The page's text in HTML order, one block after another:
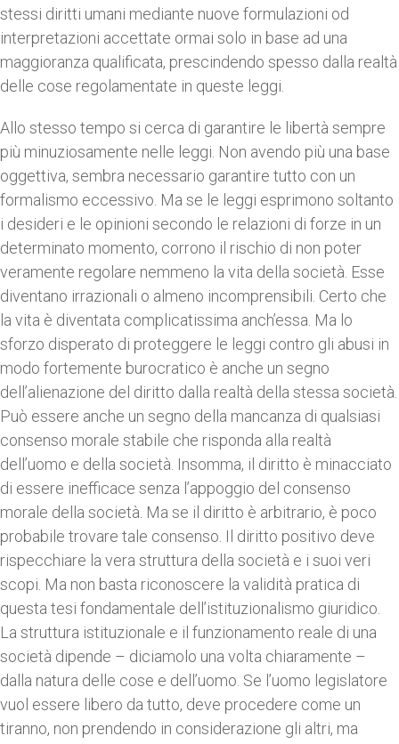
stessi diritti umani mediante nuove formulazioni od
interpretazioni accettate ormai solo in base ad una
maggioranza qualificata, prescindendo spesso dalla realtà
delle cose regolamentate in queste leggi.
Allo stesso tempo si cerca di garantire le libertà sempre
più minuziosamente nelle leggi. Non avendo più una base
oggettiva, sembra necessario garantire tutto con un
formalismo eccessivo. Ma se le leggi esprimono soltanto
i desideri e le opinioni secondo le relazioni di forze in un
determinato momento, corrono il rischio di non poter
veramente regolare nemmeno la vita della società. Esse
diventano irrazionali o almeno incomprensibili. Certo che
la vita è diventata complicatissima anch’essa. Ma lo
sforzo disperato di proteggere le leggi contro gli abusi in
modo fortemente burocratico è anche un segno
dell’alienazione del diritto dalla realtà della stessa società.
Può essere anche un segno della mancanza di qualsiasi
consenso morale stabile che risponda alla realtà
dell’uomo e della società. Insomma, il diritto è minacciato
di essere inefficace senza l’appoggio del consenso
morale della società. Ma se il diritto è arbitrario, è poco
probabile trovare tale consenso. Il diritto positivo deve
rispecchiare la vera struttura della società e i suoi veri
scopi. Ma non basta riconoscere la validità pratica di
questa tesi fondamentale dell’istituzionalismo giuridico.
La struttura istituzionale e il funzionamento reale di una
società dipende – diciamolo una volta chiaramente –
dalla natura delle cose e dell’uomo. Se l’uomo legislatore
vuol essere libero da tutto, deve procedere come un
tiranno, non prendendo in considerazione gli altri, ma